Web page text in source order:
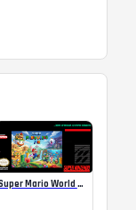
Super Mario World Mix Online